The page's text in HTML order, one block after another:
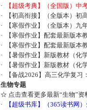
·
【超级考典】（全国版）中
·
【初高衔接】（全版本）初
·
【寒假作业】（全版本）九
·
【寒假作业】配套最新版本
·
【寒假作业】配套最新版本
·
【暑假作业】新版教材（化
·
【暑假作业】新版教材（化
·
【备战2026】高三化学复
生物专题
☆ 点击查看更多最新“生物”
·
【超级书库】（365读书网